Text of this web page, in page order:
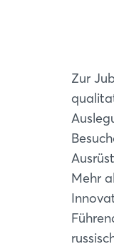
Zur
Mehr